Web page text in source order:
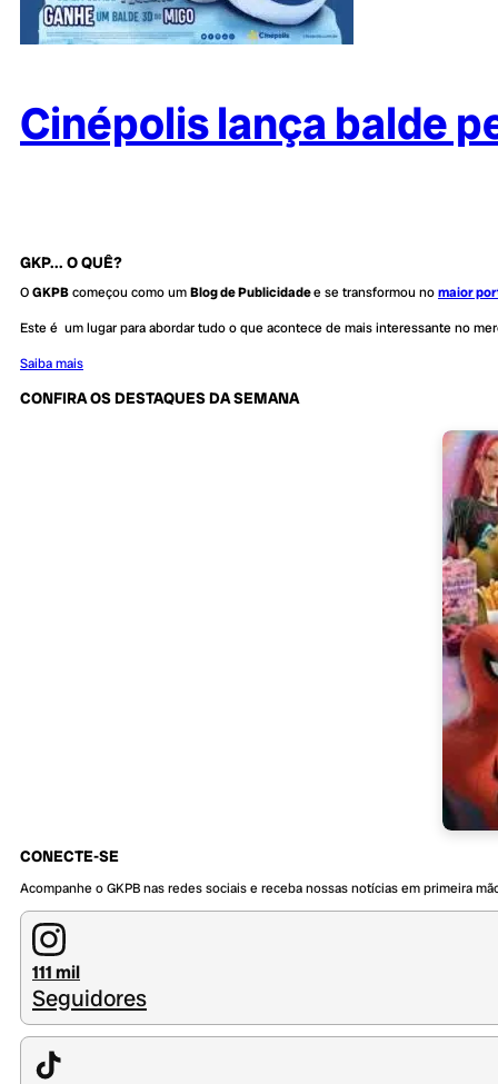
Cinépolis lança balde
GKP... O QUÊ?
OGKPBcomeçou como umBlog de Publicidadee se transformou nomaior
Este é um lugar para abordar tudo o que acontece de mais interessante no
Saiba mais
CONFIRA OS DESTAQUES DA SEMANA
CONECTE-SE
Acompanhe o GKPB nas redes sociais e receba nossas notícias em primeira
111 mil
Seguidores